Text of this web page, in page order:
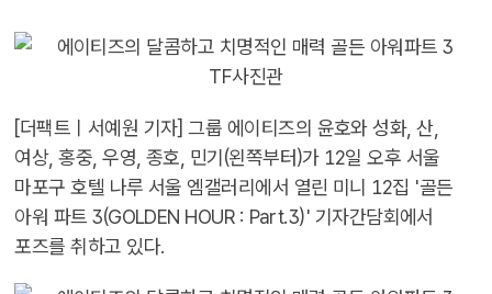
[더팩트ㅣ서예원 기자] 그룹 에이티즈의 윤호와 성화, 산,
여상, 홍중, 우영, 종호, 민기(왼쪽부터)가 12일 오후 서울
마포구 호텔 나루 서울 엠갤러리에서 열린 미니 12집 '골든
아워 파트 3(GOLDEN HOUR : Part.3)' 기자간담회에서
포즈를 취하고 있다.